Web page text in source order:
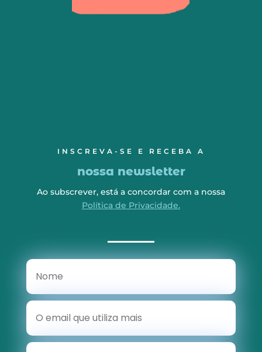
INSCREVA-SE E RECEBA A
nossa newsletter
Ao subscrever, está a concordar com a nossa
Política de Privacidade.